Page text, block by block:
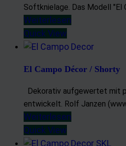
Softknielage. Das Modell "El
Weiterlesen
Quick View
El Campo Décor / Shorty
Dekorativ aufgewertet mit
entwickelt. Rolf Janzen
Weiterlesen
Quick View